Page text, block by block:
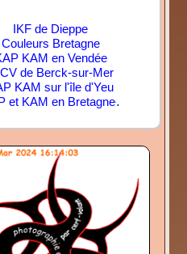
IKF de Dieppe
Couleurs Bretagne
KAM en Vendée
de Berck-sur-Mer
KAM sur l'île d'Yeu
et KAM en Bretagne.